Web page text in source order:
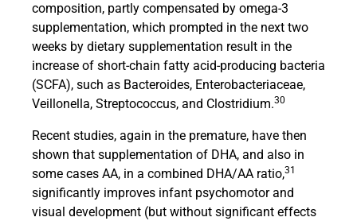
composition, partly compensated by omega-3
supplementation, which prompted in the next two
weeks by dietary supplementation result in the
increase of short-chain fatty acid-producing bacteria
(SCFA), such as Bacteroides, Enterobacteriaceae,
Veillonella, Streptococcus, and Clostridium.30
Recent studies, again in the premature, have then
shown that supplementation of DHA, and also in
some cases AA, in a combined DHA/AA ratio,31
significantly improves infant psychomotor and
visual development (but without significant effects